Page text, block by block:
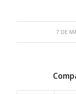
7 DE